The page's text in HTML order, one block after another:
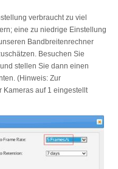
verbraucht zu viel
eine zu niedrige Einstellung
Bandbreitenrechner
Besuchen Sie
stellen Sie dann einen
(Hinweis: Zur
Kameras auf 1 eingestellt